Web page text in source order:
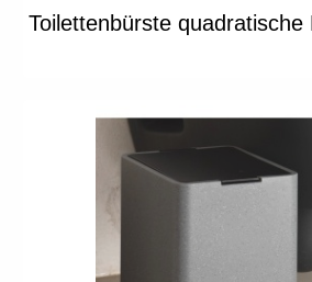
Toilettenbürste quadratische